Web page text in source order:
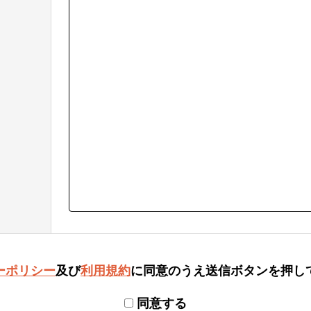
ポリシー及び利用規約に 同意のうえ送信ボタンを押し
同意する